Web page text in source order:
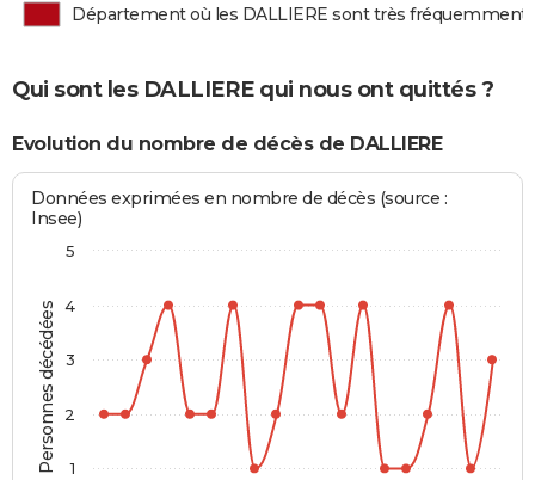
Département où les DALLIERE sont très fréquemment
Qui sont les DALLIERE qui nous ont quittés ?
Evolution du nombre de décès de DALLIERE
Personnes décédées
Données exprimées en nombre de décès (source :
Insee)
1
2
3
4
5